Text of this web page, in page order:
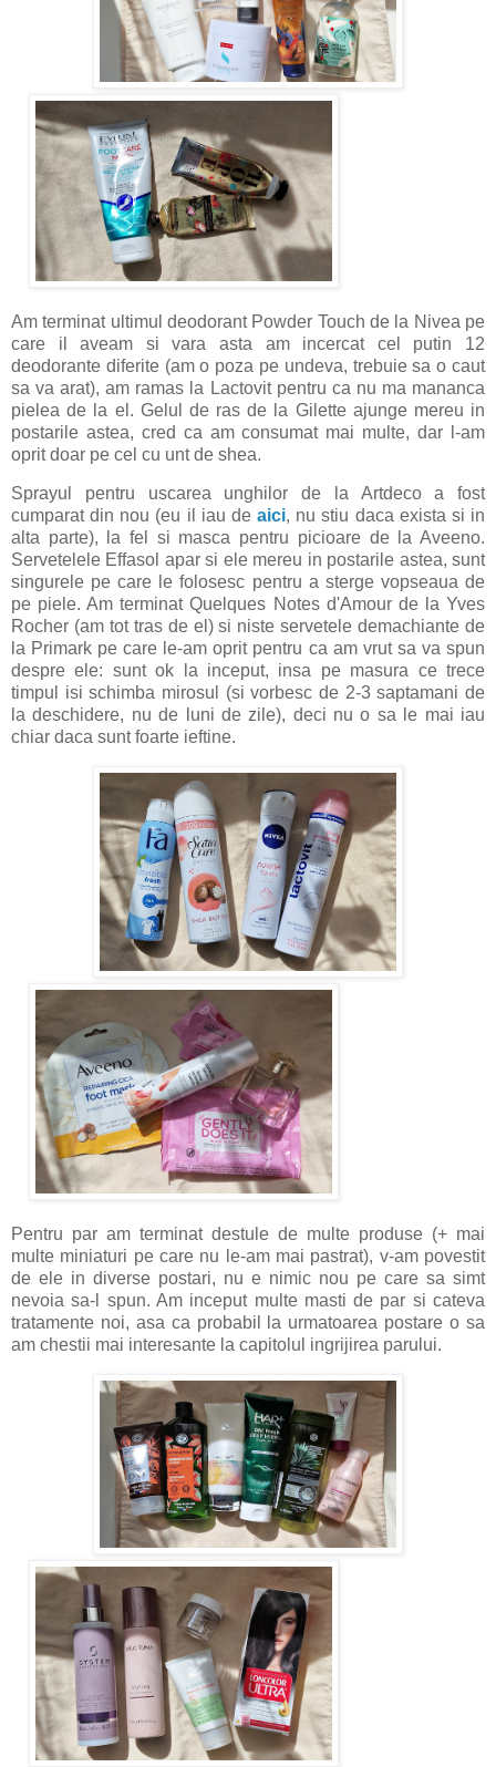
Am terminat ultimul deodorant Powder Touch de la Nivea pe
care il aveam si vara asta am incercat cel putin 12
deodorante diferite (am o poza pe undeva, trebuie sa o caut
sa va arat), am ramas la Lactovit pentru ca nu ma mananca
pielea de la el. Gelul de ras de la Gilette ajunge mereu in
postarile astea, cred ca am consumat mai multe, dar l-am
oprit doar pe cel cu unt de shea.
Sprayul pentru uscarea unghilor de la Artdeco a fost
cumparat din nou (eu il iau deaici, nu stiu daca exista si in
alta parte), la fel si masca pentru picioare de la Aveeno.
Servetelele Effasol apar si ele mereu in postarile astea, sunt
singurele pe care le folosesc pentru a sterge vopseaua de
pe piele. Am terminat Quelques Notes d'Amour de la Yves
Rocher (am tot tras de el) si niste servetele demachiante de
la Primark pe care le-am oprit pentru ca am vrut sa va spun
despre ele: sunt ok la inceput, insa pe masura ce trece
timpul isi schimba mirosul (si vorbesc de 2-3 saptamani de
la deschidere, nu de luni de zile), deci nu o sa le mai iau
chiar daca sunt foarte ieftine.
Pentru par am terminat destule de multe produse (+ mai
multe miniaturi pe care nu le-am mai pastrat), v-am povestit
de ele in diverse postari, nu e nimic nou pe care sa simt
nevoia sa-l spun. Am inceput multe masti de par si cateva
tratamente noi, asa ca probabil la urmatoarea postare o sa
am chestii mai interesante la capitolul ingrijirea parului.